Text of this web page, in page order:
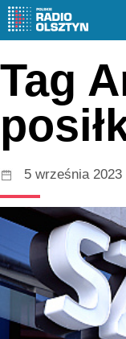
Tag
5 września 2023